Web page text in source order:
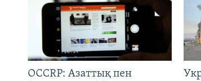
OCCRP: Азаттық пен